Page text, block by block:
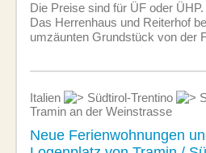
Die Preise sind für ÜF oder ÜHP.
Das Herrenhaus und Reiterhof
umzäunten Grundstück von der
Italien Südtirol-Trentino
Tramin an der Weinstrasse
Neue Ferienwohnungen